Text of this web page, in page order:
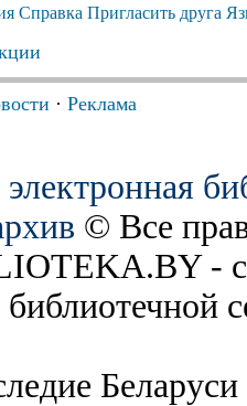
Справка Пригласить друга
· Реклама
© Все
-
Беларуси